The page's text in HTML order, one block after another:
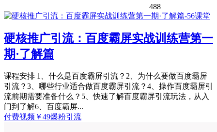
488
硬核推广引流：百度霸屏实战训练营第一
期·了解篇
课程安排 1、什么是百度霸屏引流？2、为什么要做百度霸屏
引流？3、哪些行业适合做百度霸屏引流？4、操作百度霸屏引
流前期需要准备什么？5、快速了解百度霸屏引流玩法，从入
门到了解6、百度霸屏...
付费视频 ￥49爆粉引流